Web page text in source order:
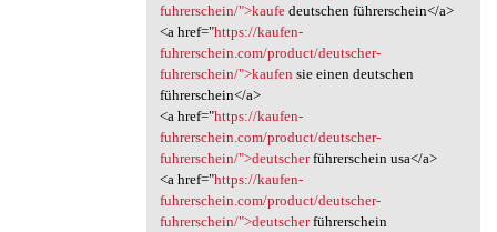
fuhrerschein/">kaufedeutschen führerschein</a>
<a href="https://kaufen-
fuhrerschein.com/product/deutscher-
fuhrerschein/">kaufen sie einen deutschen
führerschein</a>
<a href="https://kaufen-
fuhrerschein.com/product/deutscher-
fuhrerschein/">deutscherführerschein usa</a>
<a href="https://kaufen-
fuhrerschein.com/product/deutscher-
fuhrerschein/">deutscherführerschein